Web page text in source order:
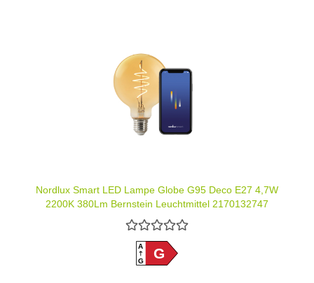
Nordlux Smart LED Lampe Globe G95 Deco E27 4,7W
2200K 380Lm Bernstein Leuchtmittel 2170132747
A
GG